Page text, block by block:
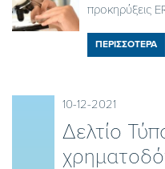
προκηρύξεις
ΠΕΡΙΣΣΟΤΕΡΑ
10-12-2021
Δελτίο